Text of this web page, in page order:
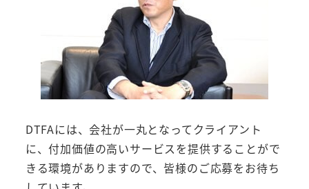
DTFAには、会社が一丸となってクライアント
に、付加価値の高いサービスを提供することがで
きる環境がありますので、皆様のご応募をお待ち